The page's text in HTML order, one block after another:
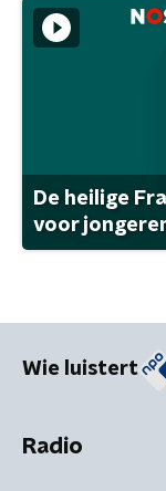
De heilige
voor
Wie luistert
Radio